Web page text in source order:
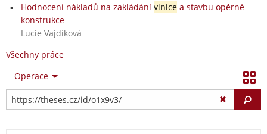
Hodnocení nákladů na zakládání vinicea stavbu opěrné
konstrukce
Lucie Vajdíková
Všechny práce
Operace